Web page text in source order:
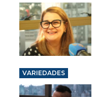
VARIEDADES